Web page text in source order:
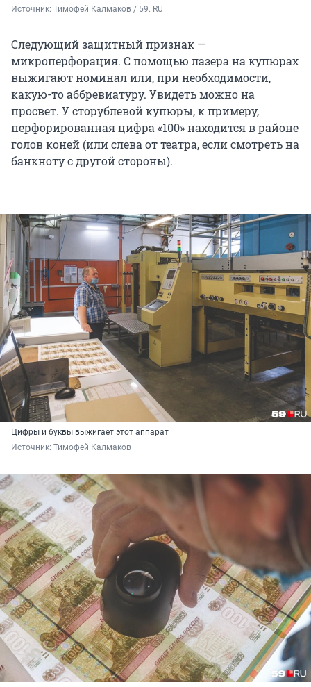
Источник: Тимофей Калмаков / 59. RU
Следующий защитный признак —
микроперфорация. С помощью лазера на купюрах
выжигают номинал или, при необходимости,
какую-то аббревиатуру. Увидеть можно на
просвет. У сторублевой купюры, к примеру,
перфорированная цифра «100» находится в районе
голов коней (или слева от театра, если смотреть на
банкноту с другой стороны).
Цифры и буквы выжигает этот аппарат
Источник: Тимофей Калмаков